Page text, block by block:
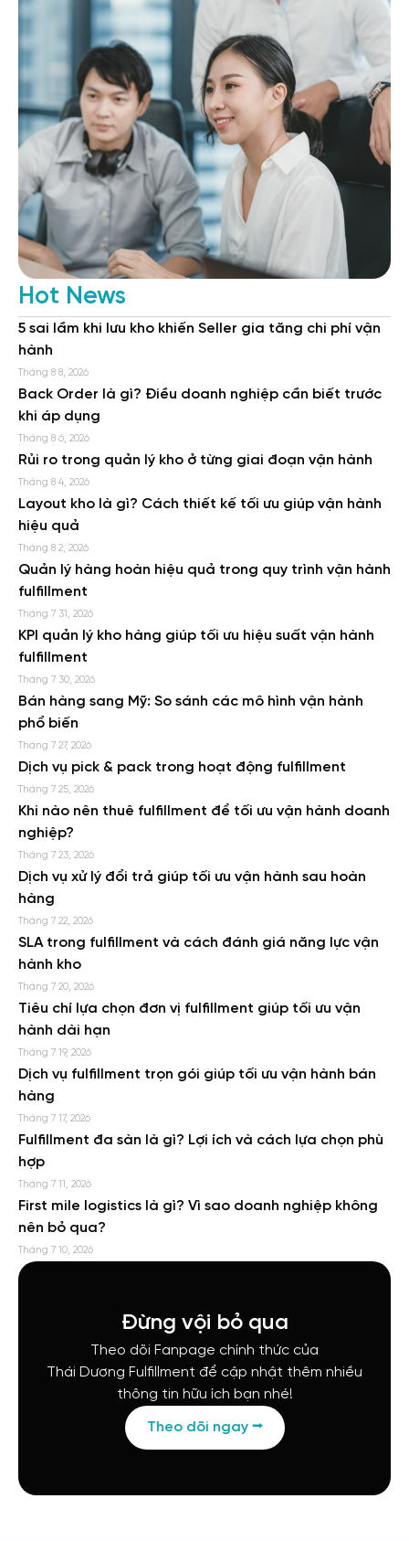
Hot News
5 sai lầm khi lưu kho khiến Seller gia tăng chi phí vận
hành
Tháng 8 8, 2026
Back Order là gì? Điều doanh nghiệp cần biết trước
khi áp dụng
Tháng 8 6, 2026
Rủi ro trong quản lý kho ở từng giai đoạn vận hành
Tháng 8 4, 2026
Layout kho là gì? Cách thiết kế tối ưu giúp vận hành
hiệu quả
Tháng 8 2, 2026
Quản lý hàng hoàn hiệu quả trong quy trình vận hành
fulfillment
Tháng 7 31, 2026
KPI quản lý kho hàng giúp tối ưu hiệu suất vận hành
fulfillment
Tháng 7 30, 2026
Bán hàng sang Mỹ: So sánh các mô hình vận hành
phổ biến
Tháng 7 27, 2026
Dịch vụ pick & pack trong hoạt động fulfillment
Tháng 7 25, 2026
Khi nào nên thuê fulfillment để tối ưu vận hành doanh
nghiệp?
Tháng 7 23, 2026
Dịch vụ xử lý đổi trả giúp tối ưu vận hành sau hoàn
hàng
Tháng 7 22, 2026
SLA trong fulfillment và cách đánh giá năng lực vận
hành kho
Tháng 7 20, 2026
Tiêu chí lựa chọn đơn vị fulfillment giúp tối ưu vận
hành dài hạn
Tháng 7 19, 2026
Dịch vụ fulfillment trọn gói giúp tối ưu vận hành bán
hàng
Tháng 7 17, 2026
Fulfillment đa sàn là gì? Lợi ích và cách lựa chọn phù
hợp
Tháng 7 11, 2026
First mile logistics là gì? Vì sao doanh nghiệp không
nên bỏ qua?
Tháng 7 10, 2026
Đừng vội bỏ qua
Theo dõi Fanpage chính thức của
Thái Dương Fulfillment để cập nhật thêm nhiều
thông tin hữu ích bạn nhé!
Theo dõi ngay ⭢